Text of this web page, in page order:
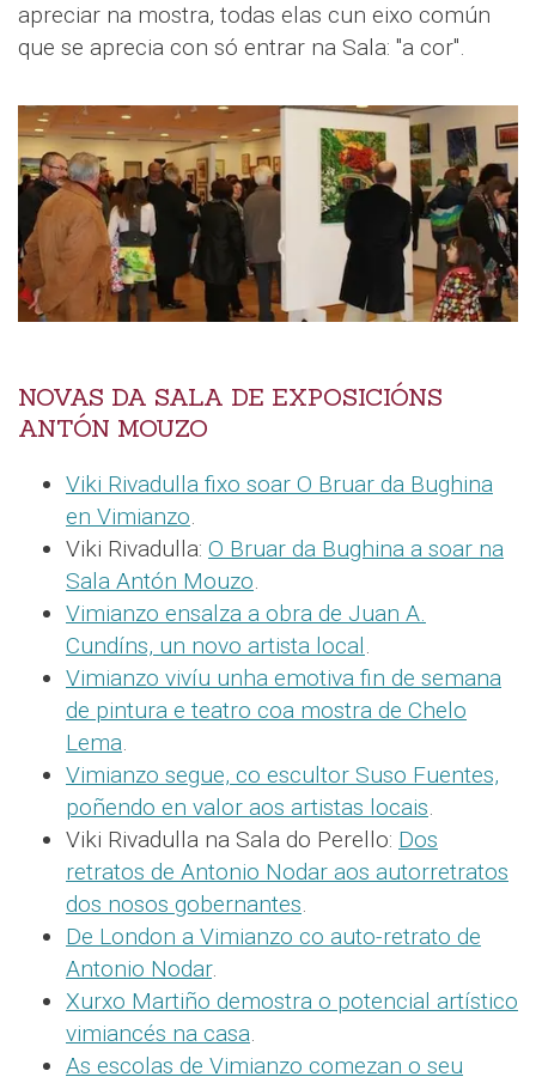
apreciar na mostra, todas elas cun eixo común
que se aprecia con só entrar na Sala: "a cor".
NOVAS DA SALA DE EXPOSICIÓNS
ANTÓN MOUZO
Viki Rivadulla fixo soar O Bruar da Bughina
en Vimianzo.
Viki Rivadulla: O Bruar da Bughina a soar na
Sala Antón Mouzo.
Vimianzo ensalza a obra de Juan A.
Cundíns, un novo artista local.
Vimianzo vivíu unha emotiva fin de semana
de pintura e teatro coa mostra de Chelo
Lema.
Vimianzo segue, co escultor Suso Fuentes,
poñendo en valor aos artistas locais.
Viki Rivadulla na Sala do Perello: Dos
retratos de Antonio Nodar aos autorretratos
dos nosos gobernantes.
De London a Vimianzo co auto-retrato de
Antonio Nodar.
Xurxo Martiño demostra o potencial artístico
vimiancés na casa.
As escolas de Vimianzo comezan o seu